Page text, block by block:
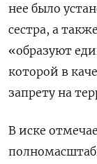
нее было
сестра, а
«образуют
которой в
запрету на
В иске